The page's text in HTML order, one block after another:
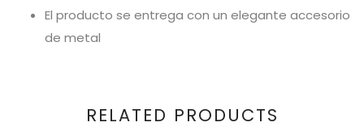
El producto se entrega con un elegante accesorio
de metal
RELATED PRODUCTS